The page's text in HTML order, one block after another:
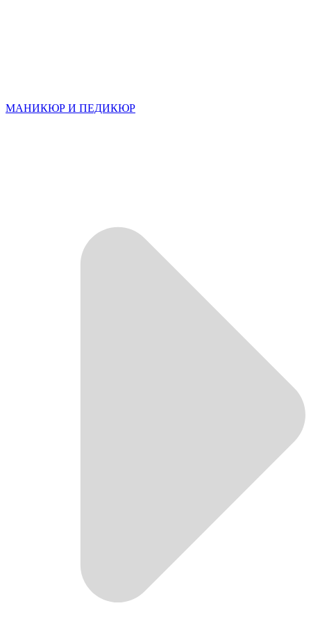
МАНИКЮР И ПЕДИКЮР